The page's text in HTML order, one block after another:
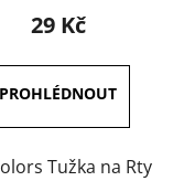
produktu
4,0
z
5
hvězdiček.
29 Kč
Tužka na Rty